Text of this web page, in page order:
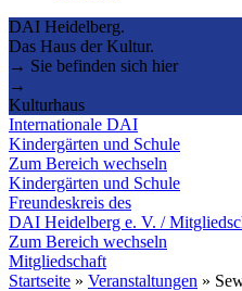
DAI Heidelberg.
Das Haus der Kultur.
→ Sie befinden sich hier
→
Kulturhaus
Internationale DAI
Kindergärten und Schule
Zum Bereich wechseln
Kindergärten und Schule
Freundeskreis des
DAI Heidelberg e. V. /
Zum Bereich wechseln
Mitgliedschaft
Startseite » Veranstaltungen »